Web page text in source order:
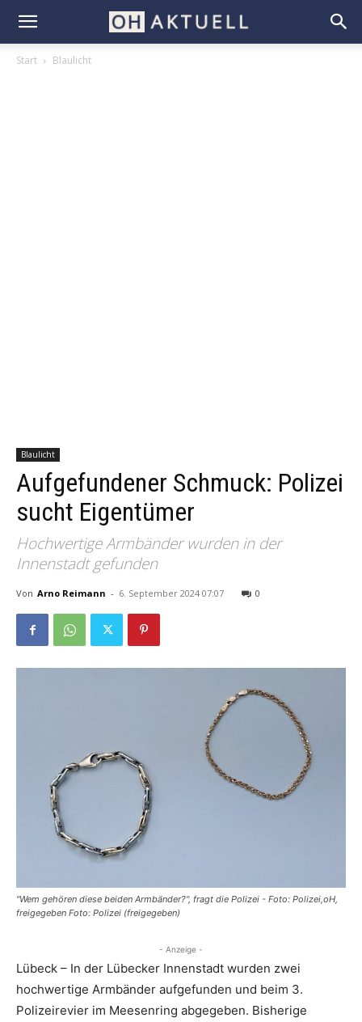
Start Blaulicht
Blaulicht
Aufgefundener Schmuck: Polizei
sucht Eigentümer
Hochwertige Armbänder wurden in der
Innenstadt gefunden
Von Arno Reimann - 6. September 2024 07:07 0
"Wem gehören diese beiden Armbänder?", fragt die Polizei - Foto: Polizei,oH,
freigegeben Foto: Polizei (freigegeben)
- Anzeige -
Lübeck – In der Lübecker Innenstadt wurden zwei
hochwertige Armbänder aufgefunden und beim 3.
Polizeirevier im Meesenring abgegeben. Bisherige